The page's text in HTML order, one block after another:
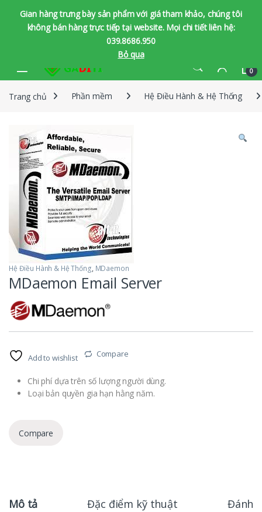
Gian hàng trưng bày sản phẩm với giá tham khảo, chúng tôi
không bán hàng trực tiếp tại website. Mọi chi tiết liên hệ:
039.8686.950
Bỏ qua
0
Trang chủ Phần mềm Hệ Điều Hành & Hệ Thống
Hệ Điều Hành & Hệ Thống, MDaemon
MDaemon Email Server
Add to wishlist Compare
Chi phí dựa trên số lượng người dùng.
Loại bản quyền gia hạn hằng năm.
Compare
Mô tả Đặc điểm kỹ thuật Đánh